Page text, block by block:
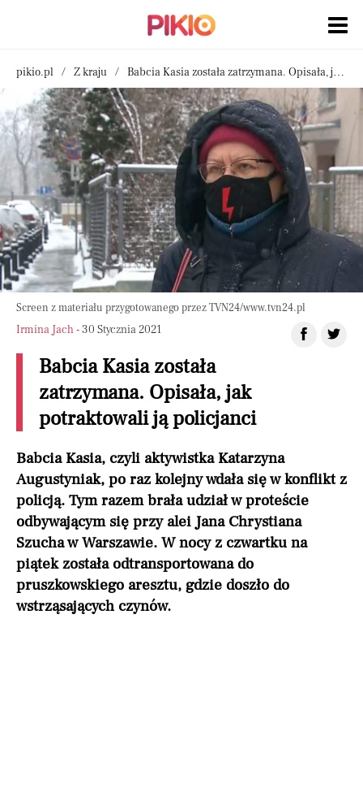
pikio.pl Z kraju Babcia Kasia została zatrzymana. Opisała, jak potraktowali ją policjanci
Screen z materiału przygotowanego przez TVN24/www.tvn24.pl
Irmina Jach- 30 Stycznia 2021
Babcia Kasia została
zatrzymana. Opisała, jak
potraktowali ją policjanci
Babcia Kasia, czyli aktywistka Katarzyna
Augustyniak, po raz kolejny wdała się w konflikt z
policją. Tym razem brała udział w proteście
odbywającym się przy alei Jana Chrystiana
Szucha w Warszawie. W nocy z czwartku na
piątek została odtransportowana do
pruszkowskiego aresztu, gdzie doszło do
wstrząsających czynów.